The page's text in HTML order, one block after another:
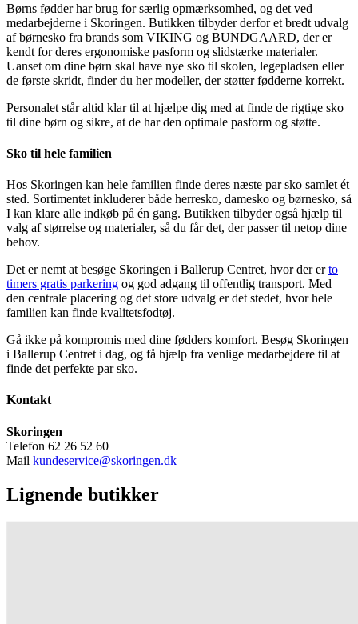
Børns fødder har brug for særlig opmærksomhed, og det ved
medarbejderne i Skoringen. Butikken tilbyder derfor et bredt udvalg
af børnesko fra brands som VIKING og BUNDGAARD, der er
kendt for deres ergonomiske pasform og slidstærke materialer.
Uanset om dine børn skal have nye sko til skolen, legepladsen eller
de første skridt, finder du her modeller, der støtter fødderne korrekt.
Personalet står altid klar til at hjælpe dig med at finde de rigtige sko
til dine børn og sikre, at de har den optimale pasform og støtte.
Sko til hele familien
Hos Skoringen kan hele familien finde deres næste par sko samlet ét
sted. Sortimentet inkluderer både herresko, damesko og børnesko, så
I kan klare alle indkøb på én gang. Butikken tilbyder også hjælp til
valg af størrelse og materialer, så du får det, der passer til netop dine
behov.
Det er nemt at besøge Skoringen i Ballerup Centret, hvor der erto
timers gratis parkering og god adgang til offentlig transport. Med
den centrale placering og det store udvalg er det stedet, hvor hele
familien kan finde kvalitetsfodtøj.
Gå ikke på kompromis med dine fødders komfort. Besøg Skoringen
i Ballerup Centret i dag, og få hjælp fra venlige medarbejdere til at
finde det perfekte par sko.
Kontakt
Skoringen
Telefon 62 26 52 60
Mail kundeservice@skoringen.dk
Lignende butikker